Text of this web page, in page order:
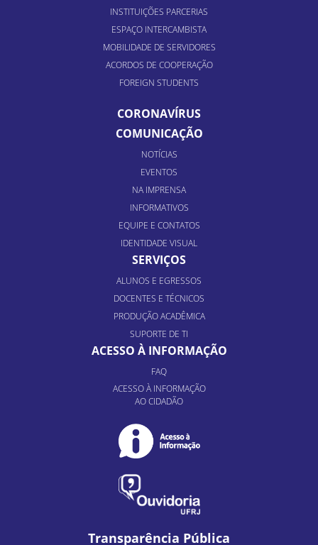
INSTITUIÇÕES PARCERIAS
ESPAÇO INTERCAMBISTA
MOBILIDADE DE SERVIDORES
ACORDOS DE COOPERAÇÃO
FOREIGN STUDENTS
CORONAVÍRUS
COMUNICAÇÃO
NOTÍCIAS
EVENTOS
NA IMPRENSA
INFORMATIVOS
EQUIPE E CONTATOS
IDENTIDADE VISUAL
SERVIÇOS
ALUNOS E EGRESSOS
DOCENTES E TÉCNICOS
PRODUÇÃO ACADÊMICA
SUPORTE DE TI
ACESSO À INFORMAÇÃO
FAQ
ACESSO À INFORMAÇÃO
AO CIDADÃO
Transparência Pública